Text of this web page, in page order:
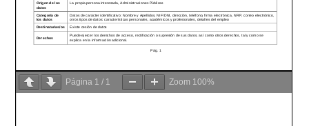
Página 1 / 1 Zoom 100%